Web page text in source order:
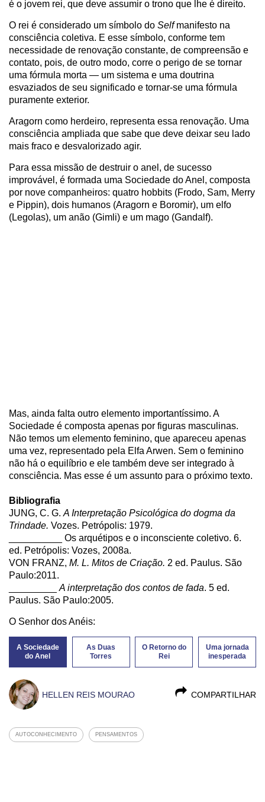
é o jovem rei, que deve assumir o trono que lhe é direito.
O rei é considerado um símbolo do Selfmanifesto na
consciência coletiva. E esse símbolo, conforme tem
necessidade de renovação constante, de compreensão e
contato, pois, de outro modo, corre o perigo de se tornar
uma fórmula morta — um sistema e uma doutrina
esvaziados de seu significado e tornar-se uma fórmula
puramente exterior.
Aragorn como herdeiro, representa essa renovação. Uma
consciência ampliada que sabe que deve deixar seu lado
mais fraco e desvalorizado agir.
Para essa missão de destruir o anel, de sucesso
improvável, é formada uma Sociedade do Anel, composta
por nove companheiros: quatro hobbits (Frodo, Sam, Merry
e Pippin), dois humanos (Aragorn e Boromir), um elfo
(Legolas), um anão (Gimli) e um mago (Gandalf).
Mas, ainda falta outro elemento importantíssimo. A
Sociedade é composta apenas por figuras masculinas.
Não temos um elemento feminino, que apareceu apenas
uma vez, representado pela Elfa Arwen. Sem o feminino
não há o equilíbrio e ele também deve ser integrado à
consciência. Mas esse é um assunto para o próximo texto.
Bibliografia
JUNG, C. G. A Interpretação Psicológica do dogma da
Trindade. Vozes. Petrópolis: 1979.
__________ Os arquétipos e o inconsciente coletivo. 6.
ed. Petrópolis: Vozes, 2008a.
VON FRANZ, M. L. Mitos de Criação. 2 ed. Paulus. São
Paulo:2011.
A interpretação dos contos de fada. 5 ed.
Paulus. São Paulo:2005.
O Senhor dos Anéis:
A Sociedade
do Anel
As Duas
Torres
O Retorno do
Rei
Uma jornada
inesperada
COMPARTILHAR
HELLEN REIS MOURAO
AUTOCONHECIMENTO PENSAMENTOS